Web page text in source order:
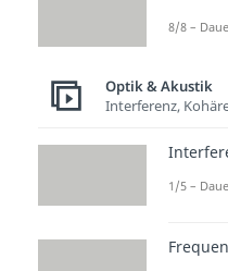
als die
Eine
aus.
8/8 –
Optik & Akustik
Interferenz,
1/5 –